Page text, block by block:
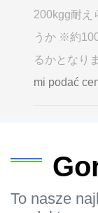
200kgg耐え
うか ※約
るかとなり
mi podać
To nasze